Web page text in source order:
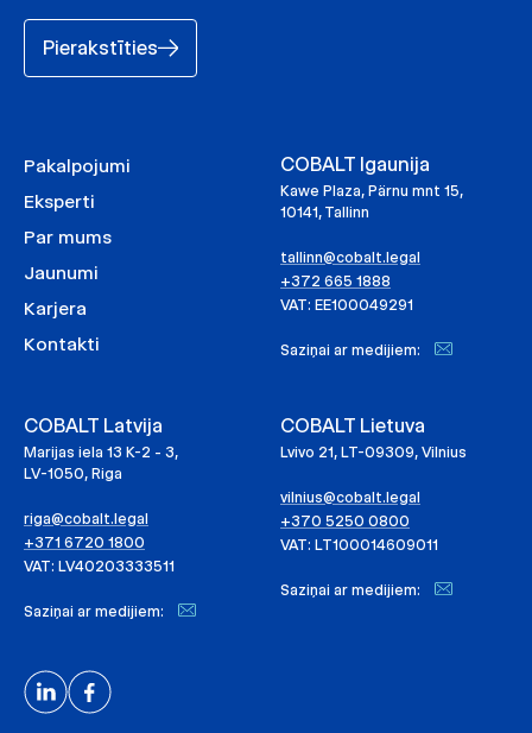
Pierakstīties
Pakalpojumi
Eksperti
Par mums
Jaunumi
Karjera
Kontakti
COBALT Igaunija
Kawe Plaza, Pärnu mnt 15,
10141, Tallinn
tallinn@cobalt.legal
+372 665 1888
VAT: EE100049291
Saziņai ar medijiem:
COBALT Latvija
Marijas iela 13 K-2 - 3,
LV-1050, Riga
riga@cobalt.legal
+371 6720 1800
VAT: LV40203333511
Saziņai ar medijiem:
COBALT Lietuva
Lvivo 21, LT-09309, Vilnius
vilnius@cobalt.legal
+370 5250 0800
VAT: LT100014609011
Saziņai ar medijiem: